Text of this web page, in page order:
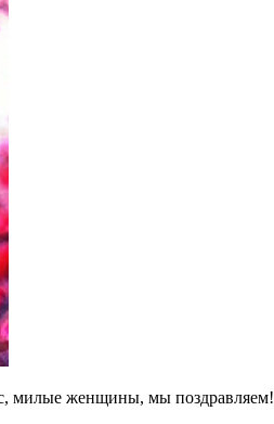
милые женщины, мы поздравляем!